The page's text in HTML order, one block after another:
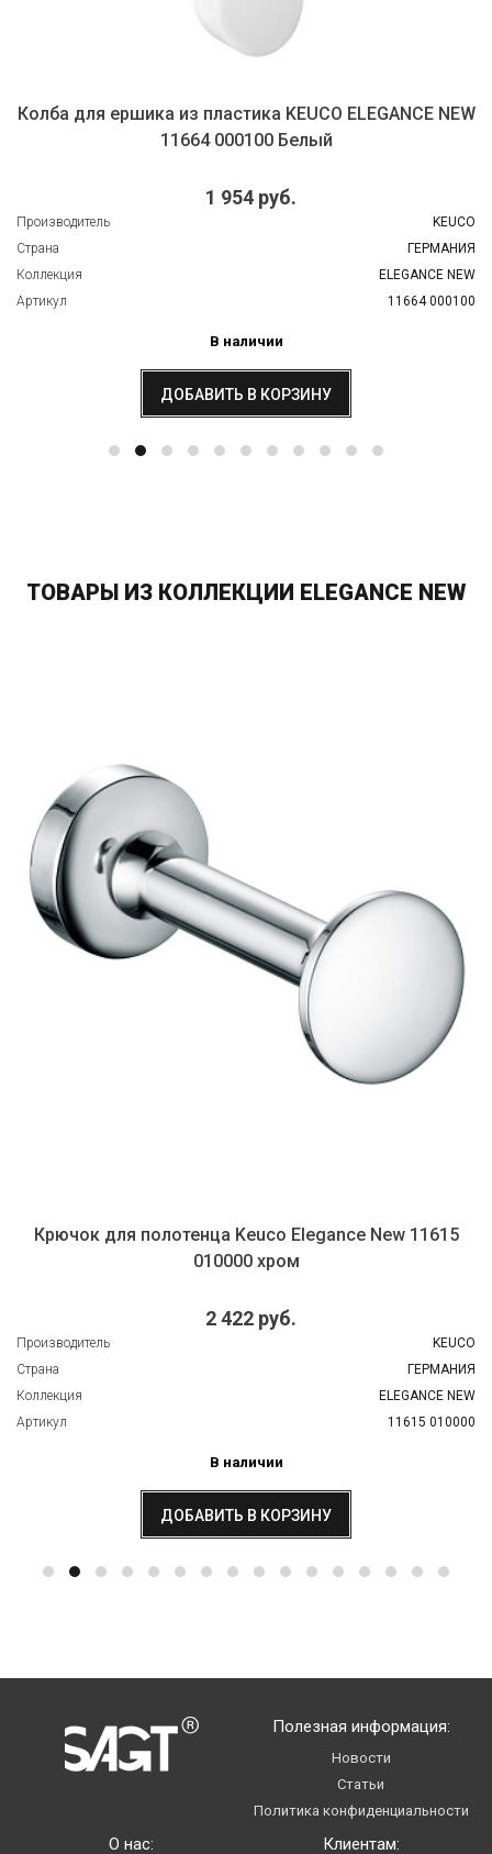
Колба для ершика из пластика KEUCO ELEGANCE NEW
11664 000100 Белый
1 954 руб.
Производитель
KEUCO
Страна
ГЕРМАНИЯ
Коллекция
ELEGANCE NEW
Артикул
11664 000100
В наличии
ДОБАВИТЬ В КОРЗИНУ
ТОВАРЫ ИЗ КОЛЛЕКЦИИ ELEGANCE NEW
Крючок для полотенца Keuco Elegance New 11615
010000 хром
2 422 руб.
Производитель
KEUCO
Страна
ГЕРМАНИЯ
Коллекция
ELEGANCE NEW
Артикул
11615 010000
В наличии
ДОБАВИТЬ В КОРЗИНУ
О нас: Клиентам:
Полезная информация:
Новости
Статьи
Политика конфиденциальности